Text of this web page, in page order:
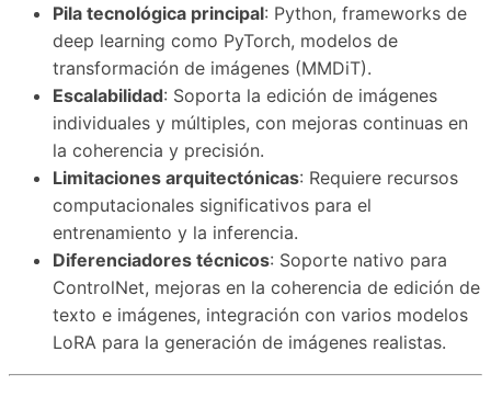
Pila tecnológica principal: Python, frameworks de
deep learning como PyTorch, modelos de
transformación de imágenes (MMDiT).
Escalabilidad: Soporta la edición de imágenes
individuales y múltiples, con mejoras continuas en
la coherencia y precisión.
Limitaciones arquitectónicas: Requiere recursos
computacionales significativos para el
entrenamiento y la inferencia.
Diferenciadores técnicos: Soporte nativo para
ControlNet, mejoras en la coherencia de edición de
texto e imágenes, integración con varios modelos
LoRA para la generación de imágenes realistas.